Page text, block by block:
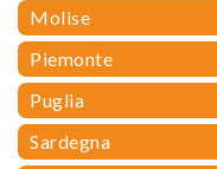
Molise
Piemonte
Puglia
Sardegna